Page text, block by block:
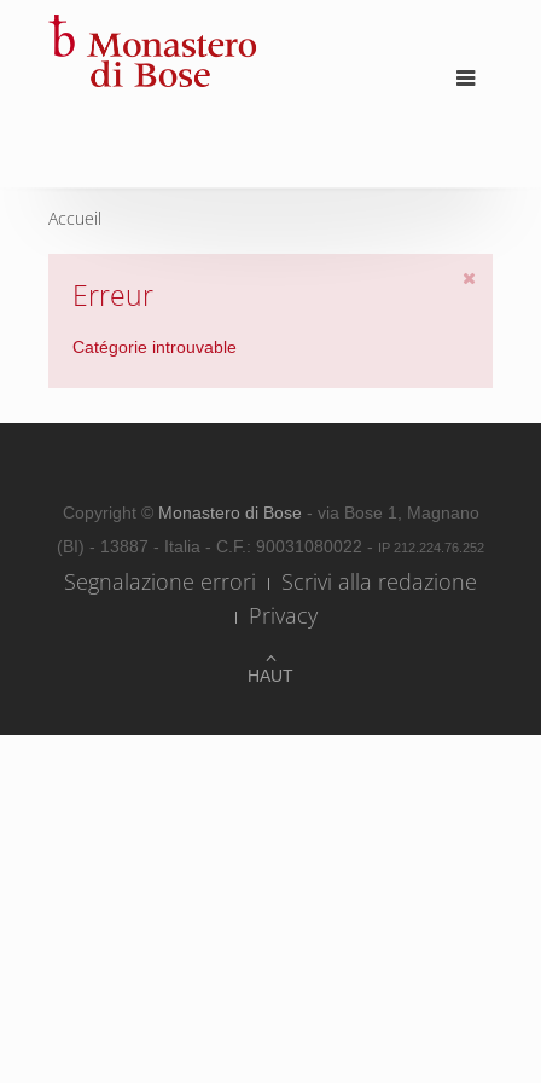
Accueil
Erreur
Catégorie introuvable
HAUT
Copyright © Monastero di Bose - via Bose 1, Magnano
(BI) - 13887 - Italia - C.F.: 90031080022 - IP 212.224.76.252
Segnalazione errori
Scrivi alla redazione
Privacy